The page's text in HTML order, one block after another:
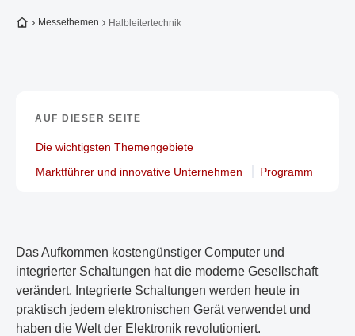
Zur Startseite
Messethemen Halbleitertechnik
AUF DIESER SEITE
Die wichtigsten Themengebiete
Marktführer und innovative Unternehmen
Programm
Das Aufkommen kostengünstiger Computer und
integrierter Schaltungen hat die moderne Gesellschaft
verändert. Integrierte Schaltungen werden heute in
praktisch jedem elektronischen Gerät verwendet und
haben die Welt der Elektronik revolutioniert.